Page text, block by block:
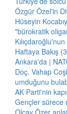
Özgür Özel'in
Hüseyin
"bürokratik
Haftaya Bakış
Ankara'da |
Doç. Vahap
umduğunu
AK Parti'nin
Gençler sürece
Olcay Özer